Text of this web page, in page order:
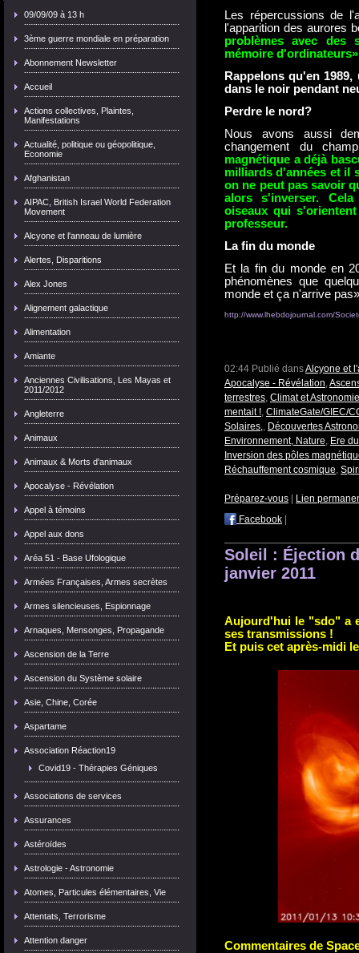
09/09/09 à 13 h
3ème guerre mondiale en préparation
Abonnement Newsletter
Accueil
Actions collectives, Plaintes,
Manifestations
Actualité, politique ou géopolitique,
Economie
Afghanistan
AIPAC, British Israel World Federation
Movement
Alcyone et l'anneau de lumière
Alertes, Disparitions
Alex Jones
Alignement galactique
Alimentation
Amiante
Anciennes Civilisations, Les Mayas et
2011/2012
Angleterre
Animaux
Animaux & Morts d'animaux
Apocalyse - Révélation
Appel à témoins
Appel aux dons
Aréa 51 - Base Ufologique
Armées Françaises, Armes secrètes
Armes silencieuses, Espionnage
Arnaques, Mensonges, Propagande
Ascension de la Terre
Ascension du Système solaire
Asie, Chine, Corée
Aspartame
Association Réaction19
Covid19 - Thérapies Géniques
Associations de services
Assurances
Astéroïdes
Astrologie - Astronomie
Atomes, Particules élémentaires, Vie
Attentats, Terrorisme
Attention danger
Les répercussions de
l'apparition des aurores
problèmes avec des
mémoire
Rappelons qu'en
dans le noir pendant
Perdre le nord?
Nous avons aussi
changement du
magnétique a déjà
milliards d'années et il
on ne peut pas savoir
alors s'inverser.
oiseaux qui
professeur.
La fin
Et la fin du monde en
phénomènes que
monde et ça n'arrive
http://www.lhebdojournal.com/
02:44 Publié dansAlcyone et
Apocalyse - Révélation,
terrestres, Climat et Astronomie
mentait !, ClimateGate/GIEC/
Solaires,, Découvertes
Environnement, Nature, Ere
Inversion des pôles
Réchauffement cosmique,
Préparez-vous
Lien
Facebook
Soleil : Éjection
janvier 2011
Aujourd'hui le "sdo" a
ses transmissions !
Et puis cet après-midi
Commentaires de